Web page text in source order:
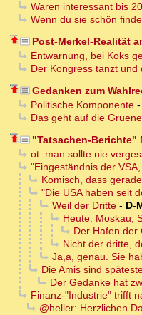
Waren interessant bis
Wenn du sie schön
Post-Merkel-Realität
Entwarnung, bei Koks
Der Kongress tanzt und
Gedanken zum
Politische Komponente-
Das geht auf die
"Tatsachen-Berichte"
ot: man sollte nie
"Eingeständnis der
Komisch, dass
"Die USA haben seit
Weil der Dritte- D-
Heute: Moskau,
Der Hafen der
Nicht der dritte,
Ja,a, genau. Sie
Die Amis sind
Der Gedanke hat
Finanz-"Industrie" trifft
@heller: Herzlichen